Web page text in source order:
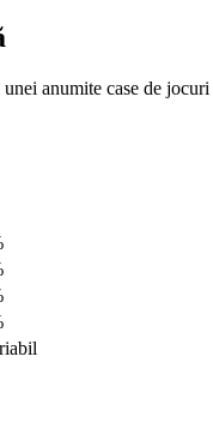
anumite case de